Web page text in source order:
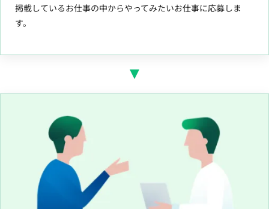
掲載しているお仕事の中からやってみたいお仕事に応募しま
す。